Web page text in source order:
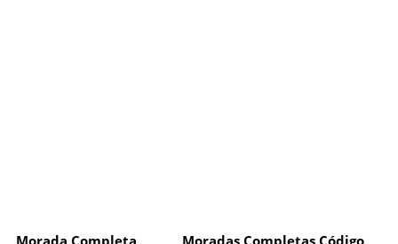
Morada Completa
Moradas Completas Código